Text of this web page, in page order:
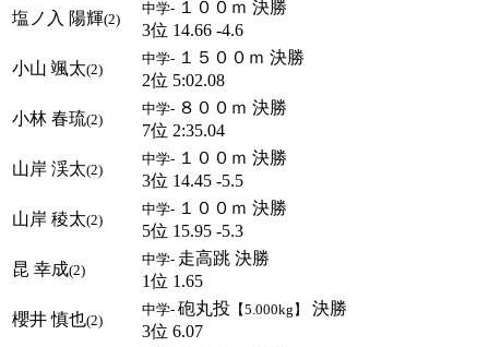
塩ノ入 陽輝(2)
中学- １００ｍ 決勝
3位 14.66 -4.6
小山 颯太(2)
中学- １５００ｍ 決勝
2位 5:02.08
小林 春琉(2)
中学- ８００ｍ 決勝
7位 2:35.04
山岸 渓太(2)
中学- １００ｍ 決勝
3位 14.45 -5.5
山岸 稜太(2)
中学- １００ｍ 決勝
5位 15.95 -5.3
昆 幸成(2)
中学- 走高跳 決勝
1位 1.65
櫻井 慎也(2)
中学- 砲丸投 【5.000kg】
決勝
3位 6.07